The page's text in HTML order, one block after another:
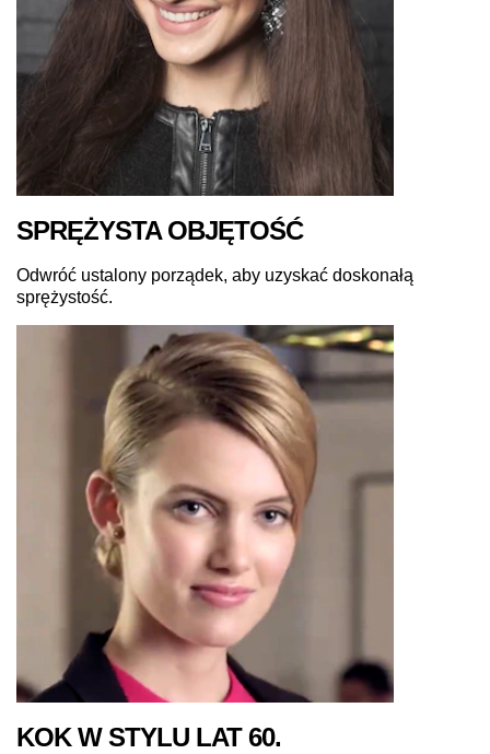
SPRĘŻYSTA OBJĘTOŚĆ
Odwróć ustalony porządek, aby uzyskać doskonałą
sprężystość.
KOK W STYLU LAT 60.